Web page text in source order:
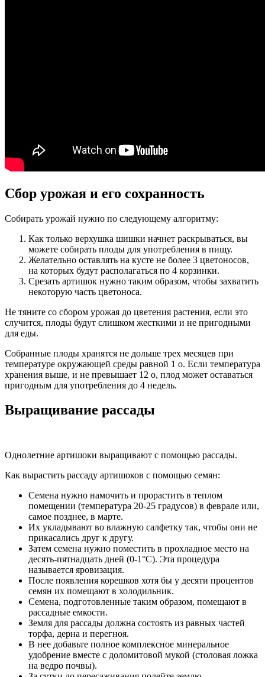
Сбор урожая и его сохранность
Собирать урожай нужно по следующему алгоритму:
Как только верхушка шишки начнет раскрываться, вы
можете собирать плоды для употребления в пищу.
Желательно оставлять на кусте не более 3 цветоносов,
на которых будут располагаться по 4 корзинки.
Срезать артишок нужно таким образом, чтобы захватить
некоторую часть цветоноса.
Не тяните со сбором урожая до цветения растения, если это
случится, плоды будут слишком жесткими и не пригодными
для еды.
Собранные плоды хранятся не дольше трех месяцев при
температуре окружающей среды равной 1 о. Если температура
хранения выше, и не превышает 12 о, плод может оставаться
пригодным для употребления до 4 недель.
Выращивание рассады
Однолетние артишоки выращивают с помощью рассады.
Как вырастить рассаду артишоков с помощью семян:
Семена нужно намочить и прорастить в теплом
помещении (температура 20-25 градусов) в феврале или,
самое позднее, в марте.
Их укладывают во влажную салфетку так, чтобы они не
прикасались друг к другу.
Затем семена нужно поместить в прохладное место на
десять-пятнадцать дней (0-1°С). Эта процедура
называется яровизация.
После появления корешков хотя бы у десяти процентов
семян их помещают в холодильник.
Семена, подготовленные таким образом, помещают в
рассадные емкости.
Земля для рассады должна состоять из равных частей
торфа, дерна и перегноя.
В нее добавьте полное комплексное минеральное
удобрение вместе с доломитовой мукой (столовая ложка
на ведро почвы).